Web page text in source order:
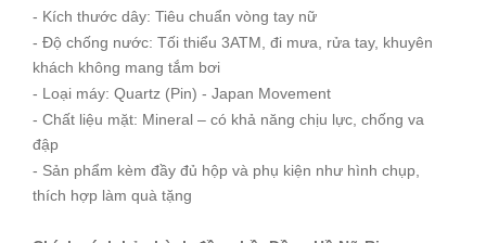
- Kích thước dây: Tiêu chuẩn vòng tay nữ
- Độ chống nước: Tối thiểu 3ATM, đi mưa, rửa tay, khuyên
khách không mang tắm bơi
- Loại máy: Quartz (Pin) - Japan Movement
- Chất liệu mặt: Mineral – có khả năng chịu lực, chống va
đập
- Sản phẩm kèm đầy đủ hộp và phụ kiện như hình chụp,
thích hợp làm quà tặng